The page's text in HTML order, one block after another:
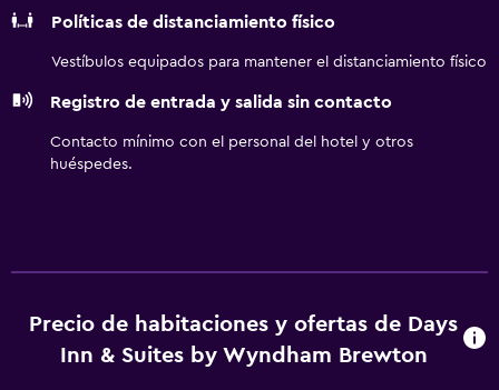
Políticas de distanciamiento físico
Vestíbulos equipados para mantener el distanciamiento físico
Registro de entrada y salida sin contacto
Contacto mínimo con el personal del hotel y otros
huéspedes.
Precio de habitaciones y ofertas de Days
Inn & Suites by Wyndham Brewton